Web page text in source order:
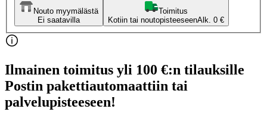
Nouto myymälästä
Ei saatavilla
Toimitus
Kotiin tai noutopisteeseenAlk. 0 €
Ilmainen toimitus yli 100 €:n tilauksille
Postin pakettiautomaattiin tai
palvelupisteeseen!